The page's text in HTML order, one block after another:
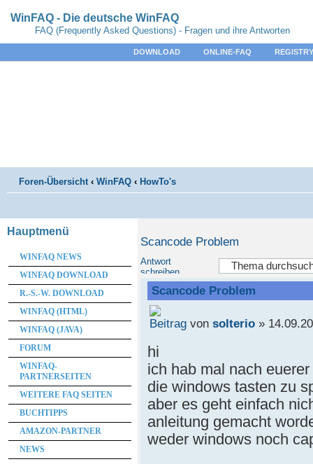
WinFAQ - Die deutsche WinFAQ
FAQ (Frequently Asked Questions) - Fragen und ihre Antworten
DOWNLOAD ONLINE-FAQ
Foren-Übersicht ‹ WinFAQ ‹ HowTo's
Scancode Problem
Antwort
schreiben
Scancode Problem
von solterio»
hi
ich hab mal nach
die windows tasten zu
aber es geht einfach
anleitung gemacht
weder windows noch
Hauptmenü
WINFAQ NEWS
WINFAQ DOWNLOAD
R.-S.-W. DOWNLOAD
WINFAQ (HTML)
WINFAQ (JAVA)
FORUM
WINFAQ-
PARTNERSEITEN
WEITERE FAQ SEITEN
BUCHTIPPS
AMAZON-PARTNER
NEWS